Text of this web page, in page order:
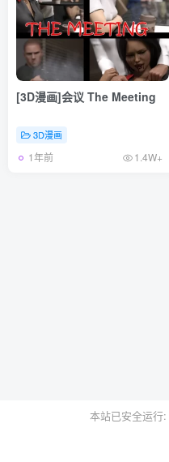
[3D漫画]会议 The Meeting
3D漫画
1年前 1.4W+
本站已安全运行: